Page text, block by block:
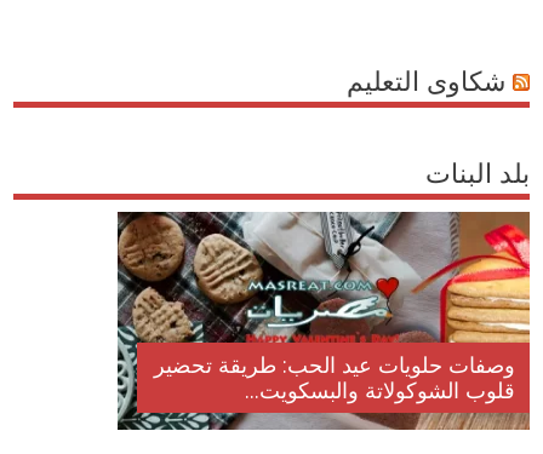
شكاوى التعليم
بلد البنات
وصفات حلويات عيد الحب: طريقة تحضير
قلوب الشوكولاتة والبسكويت...